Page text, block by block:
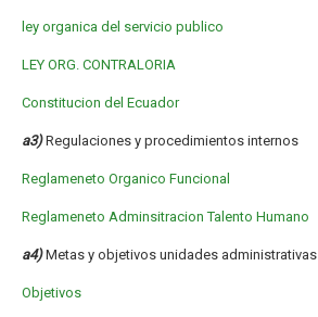
ley organica del servicio publico
LEY ORG. CONTRALORIA
Constitucion del Ecuador
a3)Regulaciones y procedimientos internos
Reglameneto Organico Funcional
Reglameneto Adminsitracion Talento Humano
a4)Metas y objetivos unidades administrativas
Objetivos